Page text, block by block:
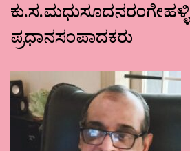
ಕು.ಸ.ಮಧುಸೂದನರಂಗೇಹಳ್ಳಿ
ಪ್ರಧಾನಸಂಪಾದಕರು